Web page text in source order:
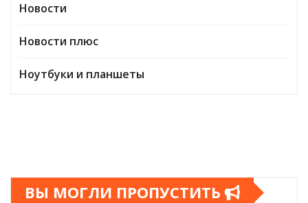
Новости
Новости плюс
Ноутбуки и планшеты
ВЫ МОГЛИ ПРОПУСТИТЬ